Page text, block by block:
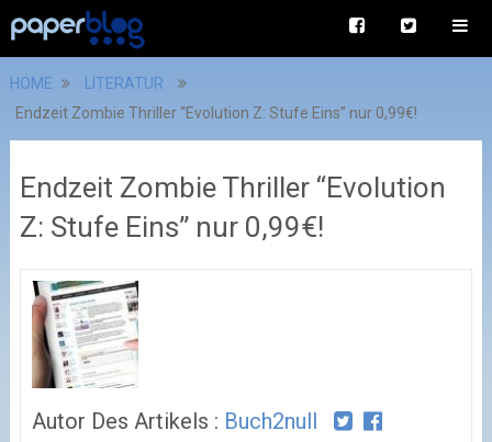
HOME
LITERATUR
Endzeit Zombie Thriller “Evolution Z: Stufe Eins” nur 0,99€!
Endzeit Zombie Thriller “Evolution
Z: Stufe Eins” nur 0,99€!
Autor Des Artikels : Buch2null